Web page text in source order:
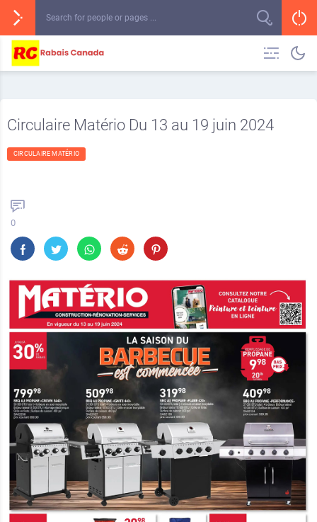
Circulaire Matério Du 13 au 19 juin 2024
CIRCULAIRE MATÉRIO
0